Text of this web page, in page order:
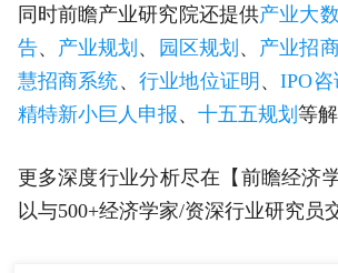
同时前瞻产业研究院还提供产业大
告、 产业规划 、 园区规划 、 产业招
慧招商系统、 行业地位证明 、IPO
精特新小巨人申报、 十五五规划 等
更多深度行业分析尽在【前瞻经济
以与500+经济学家/资深行业研究员